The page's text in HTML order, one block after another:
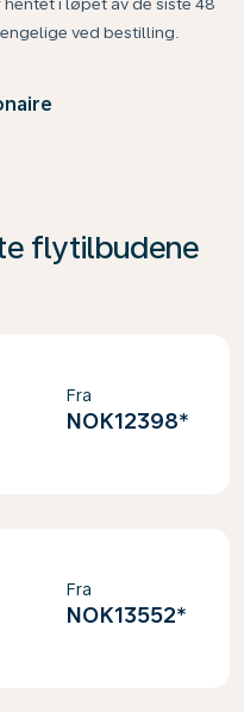
ved bestilling.
flytilbudene
Fra
NOK12398*
Fra
NOK13552*